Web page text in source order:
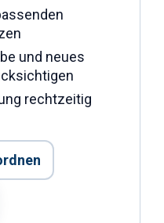
und neues
rechtzeitig